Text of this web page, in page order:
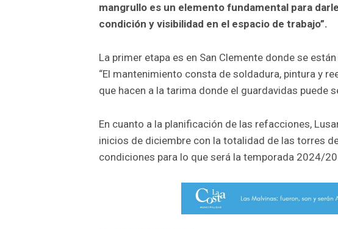
mangrullo es un elemento fundamental para
condición y visibilidad en el espacio de trabajo”.
La primer etapa es en San Clemente donde se
“El mantenimiento consta de soldadura, pintura y
que hacen a la tarima donde el guardavidas puede
En cuanto a la planificación de las refacciones,
inicios de diciembre con la totalidad de las torres
condiciones para lo que será la temporada 2024/